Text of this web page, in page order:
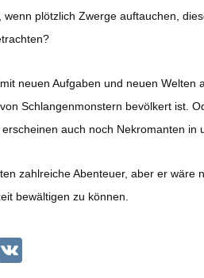
wenn plötzlich Zwerge auftauchen,
neuen Aufgaben und neuen Welten
Schlangenmonstern bevölkert ist.
auch noch Nekromanten in
zahlreiche Abenteuer, aber er
bewältigen zu können.